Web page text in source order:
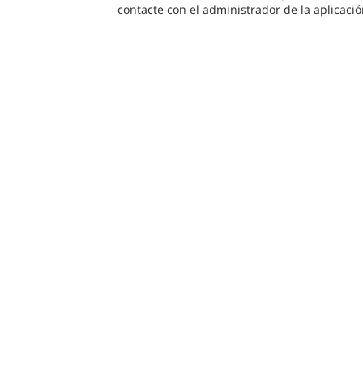
contacte con el administrador de la